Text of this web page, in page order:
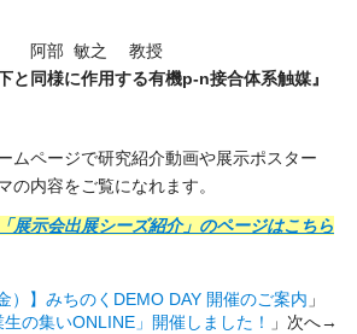
科 阿部 敏之 教授
と同様に作用する有機p-n接合体系触媒』
ムページで研究紹介動画や展示ポスター
の内容をご覧になれます。
展示会出展シーズ紹介」のページはこちら
）】みちのくDEMO DAY 開催のご案内 」
の集いONLINE」開催しました！ 」次へ→